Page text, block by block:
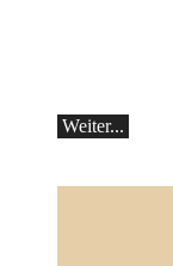
Weiter...